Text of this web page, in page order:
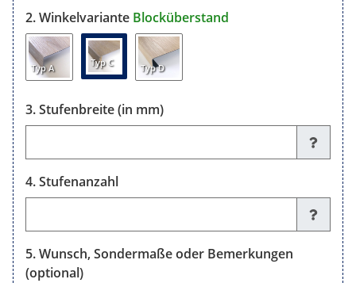
Winkelvariante Blocküberstand
Typ A Typ C Typ D
Stufenbreite (in mm)
Stufenanzahl
Wunsch, Sondermaße oder Bemerkungen
(optional)